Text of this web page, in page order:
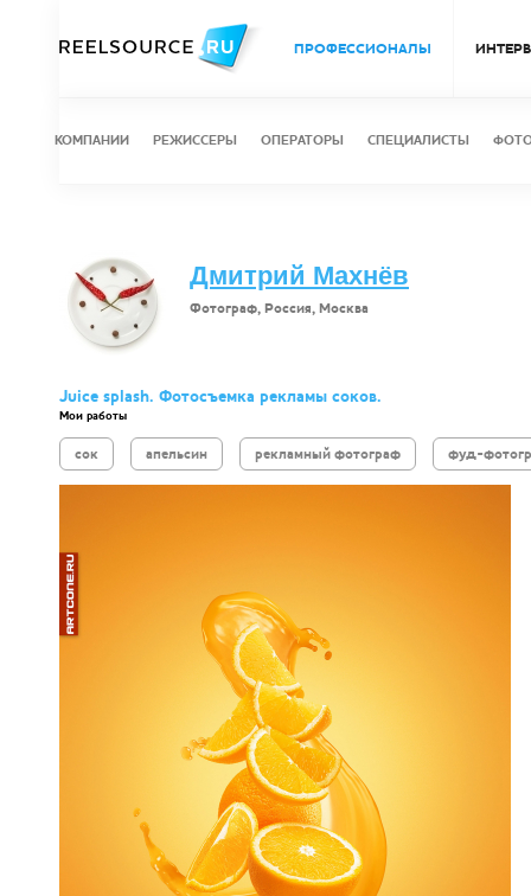
ПРОФЕССИОНАЛЫ
КОМПАНИИ РЕЖИССЕРЫ ОПЕРАТОРЫ СПЕЦИАЛИСТЫ
Дмитрий Махнёв
Фотограф, Россия, Москва
Juice splash. Фотосъемка рекламы соков.
Мои работы
сок апельсин рекламный фотограф фуд-